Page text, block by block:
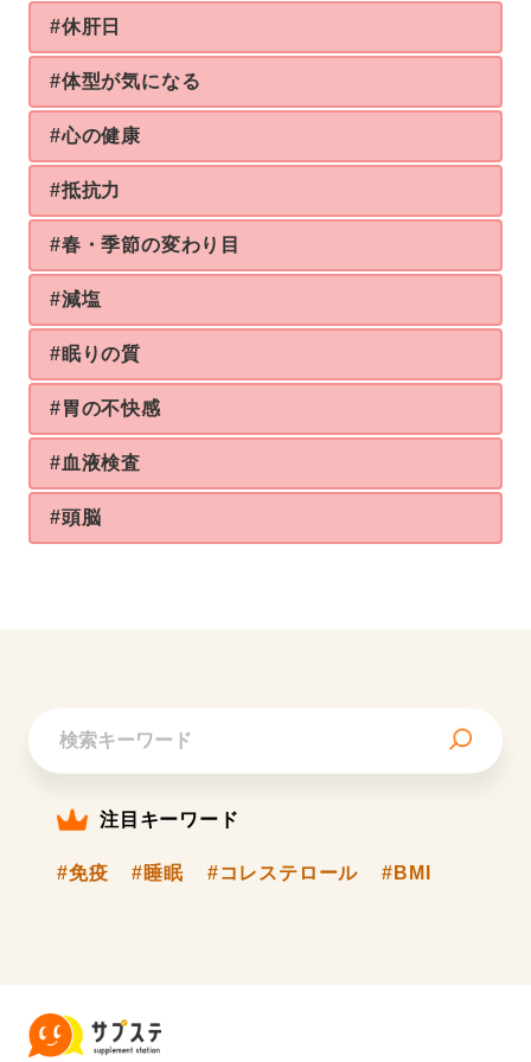
#休肝日
#体型が気になる
#心の健康
#抵抗力
#春・季節の変わり目
#減塩
#眠りの質
#胃の不快感
#血液検査
#頭脳
注目キーワード
#免疫 #睡眠 #コレステロール #BMI